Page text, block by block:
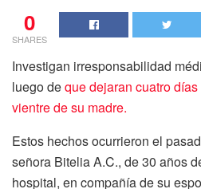
0
SHARES
Investigan irresponsabilidad
luego deque dejaran cuatro
vientre de su madre.
Estos hechos ocurrieron el
señora Bitelia A.C., de 30 años
hospital, en compañía de su